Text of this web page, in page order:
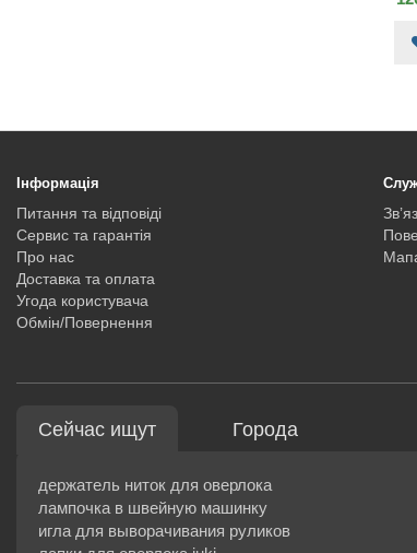
ДО
Інформація
Питання та відповіді
Сервис та гарантія
Про нас
Доставка та оплата
Угода користувача
Обмін/Повернення
Сейчас ищут Города
держатель ниток для оверлока
лампочка в швейную машинку
игла для выворачивания руликов